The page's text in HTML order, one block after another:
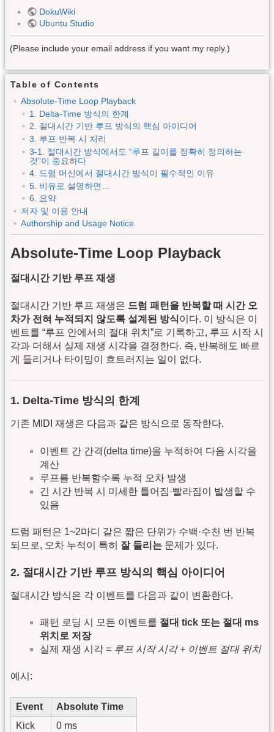
DokuWiki
Ubuntu Studio
(Please include your email address if you want my reply.)
Table of Contents
Absolute-Time Loop Playback
1. Delta-Time 방식의 한계
2. 절대시간 기반 루프 방식의 핵심 아이디어
3. 루프 반복 시 처리
3-1. 절대시간 방식에서도 “루프 길이를 정확히 정의하는
것”이 중요하다
4. 드럼 머신에서 절대시간 방식이 필수적인 이유
5. 비유로 설명하면…
6. 요약
저자 및 이용 안내
Authorship and Usage Notice
Absolute-Time Loop Playback
절대시간 기반 루프 재생
절대시간 기반 루프 재생은 드럼 패턴을 반복할 때 시간 오
차가 전혀 누적되지 않도록 설계된 방식이다. 이 방식은 이
벤트를 “루프 안에서의 절대 위치”로 기록하고, 루프 시작 시
각과 더해서 실제 재생 시각을 결정한다. 즉, 반복해도 빠르
게 들리거나 타이밍이 흐트러지는 일이 없다.
1. Delta-Time 방식의 한계
기존 MIDI 재생은 다음과 같은 방식으로 동작한다.
이벤트 간 간격(delta time)을 누적하여 다음 시각을
계산
루프를 반복할수록 누적 오차 발생
긴 시간 반복 시 미세한 틀어짐·빨라짐이 발생할 수
있음
드럼 패턴은 1~2마디 같은 짧은 단위가 수백·수천 번 반복
되므로, 오차 누적이 특히 잘 들리는 문제가 있다.
2. 절대시간 기반 루프 방식의 핵심 아이디어
절대시간 방식은 각 이벤트를 다음과 같이 변환한다.
패턴 로딩 시 모든 이벤트를 절대 tick 또는 절대 ms
위치로 저장
실제 재생 시각 = 루프 시작 시각 + 이벤트 절대 위치
예시:
Event
Absolute Time
Kick
0 ms